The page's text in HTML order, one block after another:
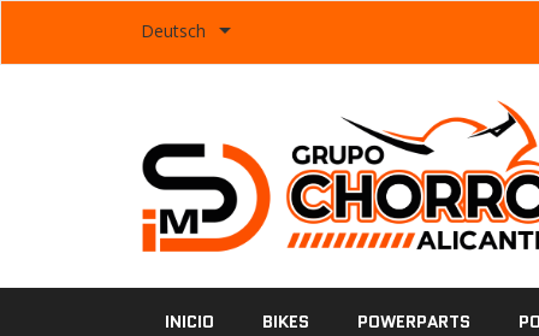
Deutsch 
INICIO BIKES POWERPARTS